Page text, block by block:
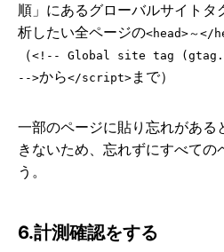
順」にあるグローバルサイトタ
析したい全ページの<head>～</
（<!-- Global site tag
-->から</script> まで）
一部のページに貼り忘れがある
きないため、忘れずにすべての
う。
6.計測確認をする